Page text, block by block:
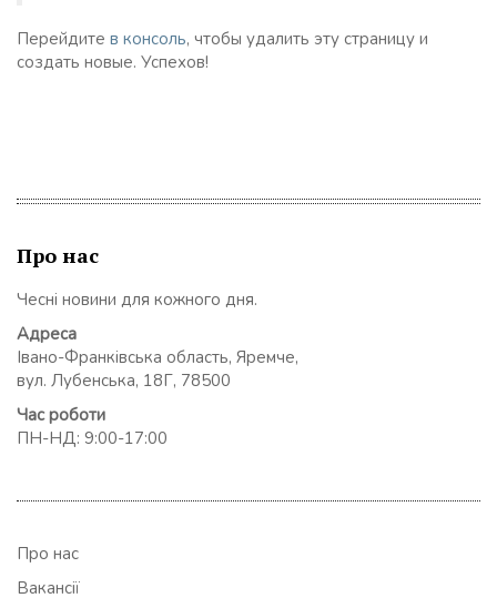
Перейдите в консоль, чтобы удалить эту страницу и
создать новые. Успехов!
Про нас
Чесні новини для кожного дня.
Адреса
Івано-Франківська область, Яремче,
вул. Лубенська, 18Г, 78500
Час роботи
ПН-НД: 9:00-17:00
Про нас
Вакансії